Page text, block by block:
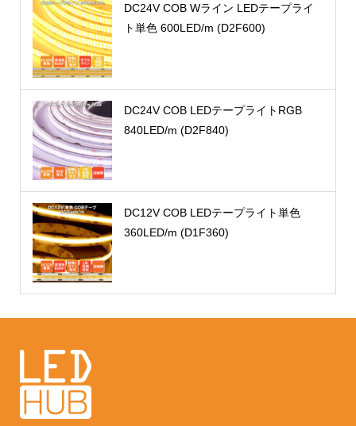
DC24V COB Wライン LEDテープライ
ト単色 600LED/m (D2F600)
DC24V COB LEDテープライトRGB
840LED/m (D2F840)
DC12V COB LEDテープライト単色
360LED/m (D1F360)